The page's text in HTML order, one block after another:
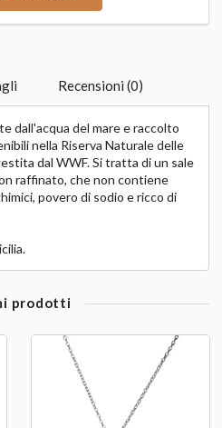
Recensioni (0)
dall'acqua del mare e raccolto
nella Riserva Naturale delle
dal WWF. Si tratta di un sale
raffinato, che non contiene
povero di sodio e ricco di
prodotti